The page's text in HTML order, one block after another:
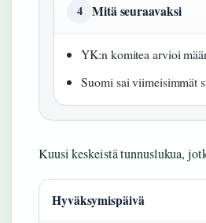
4 Mitä seuraavaksi
YK:n komitea arvioi
Suomi sai viimeisimmät
Kuusi keskeistä tunnuslukua,
Hyväksymispäivä